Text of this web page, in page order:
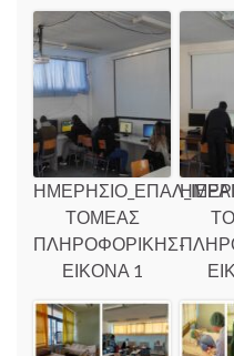
ΤΟΜΕΑΣ
ΠΛΗΡΟΦΟΡΙΚΗΣ-
ΕΙΚΟΝΑ 1